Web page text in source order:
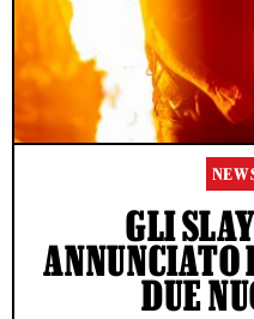
GLI
ANNUNCIATO
DUE